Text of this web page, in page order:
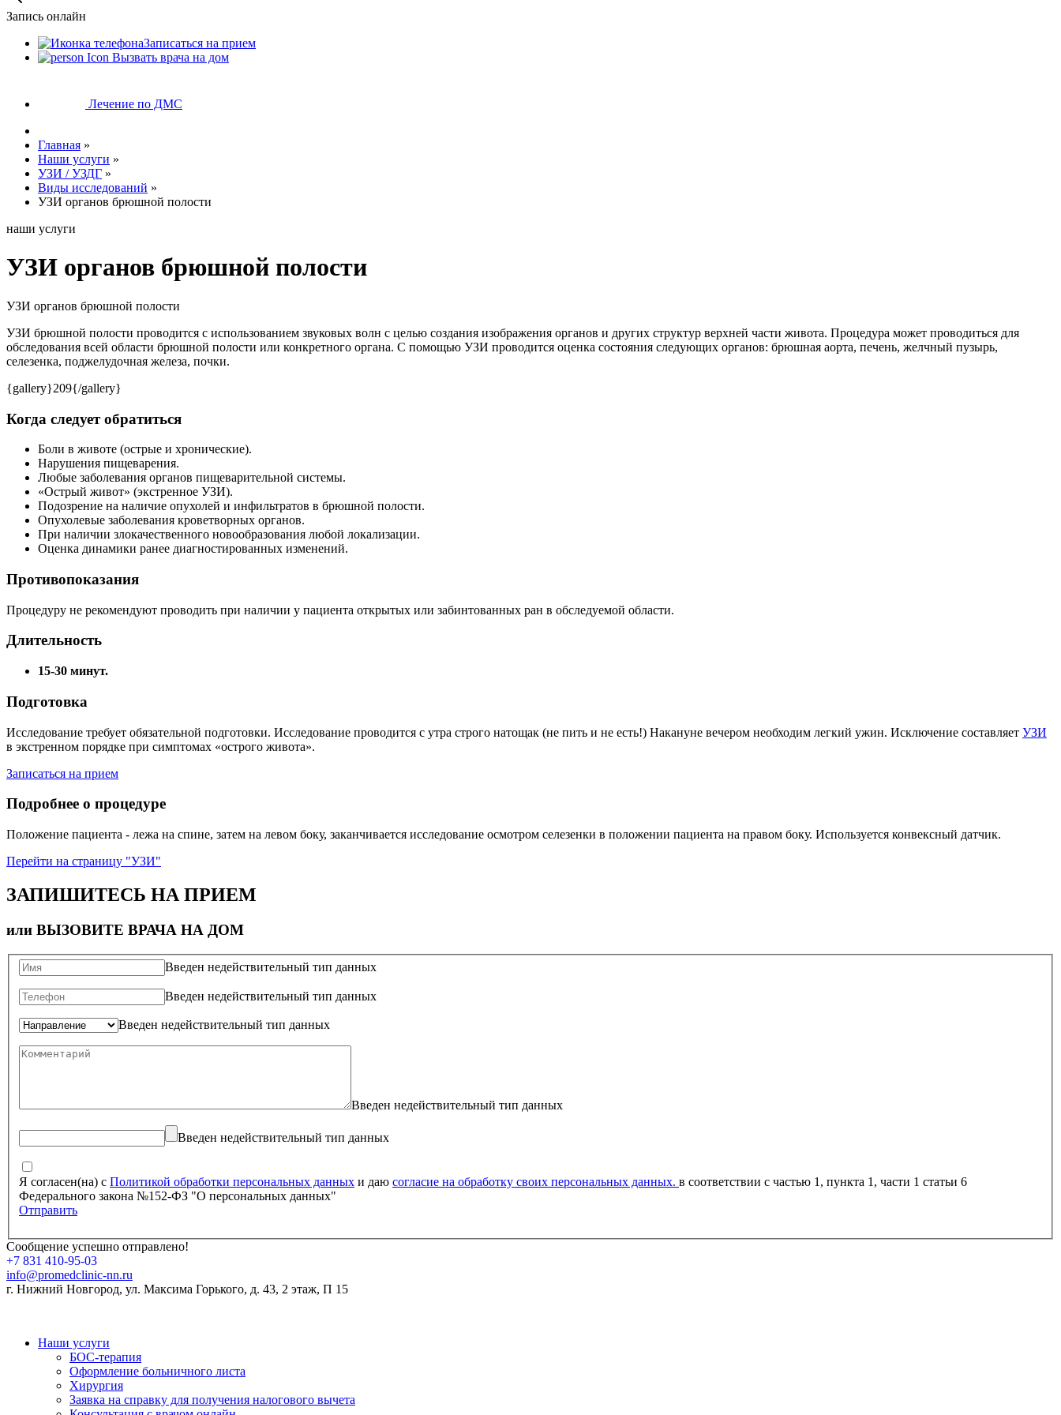
Запись онлайн
Записаться на прием
Вызвать врача на дом
Лечение по ДМС
Главная »
Наши услуги »
УЗИ / УЗДГ »
Виды исследований »
УЗИ органов брюшной полости
наши услуги
УЗИ органов брюшной полости
УЗИ органов брюшной полости
УЗИ брюшной полости проводится с использованием звуковых волн с целью создания изображения органов и других структур верхней части живота. Процедура может проводиться для
обследования всей области брюшной полости или конкретного органа. С помощью УЗИ проводится оценка состояния следующих органов: брюшная аорта, печень, желчный пузырь,
селезенка, поджелудочная железа, почки.
{gallery}209{/gallery}
Когда следует обратиться
Боли в животе (острые и хронические).
Нарушения пищеварения.
Любые заболевания органов пищеварительной системы.
«Острый живот» (экстренное УЗИ).
Подозрение на наличие опухолей и инфильтратов в брюшной полости.
Опухолевые заболевания кроветворных органов.
При наличии злокачественного новообразования любой локализации.
Оценка динамики ранее диагностированных изменений.
Противопоказания
Процедуру не рекомендуют проводить при наличии у пациента открытых или забинтованных ран в обследуемой области.
Длительность
15-30 минут.
Подготовка
Исследование требует обязательной подготовки. Исследование проводится с утра строго натощак (не пить и не есть!) Накануне вечером необходим легкий ужин. Исключение составляет УЗИ
в экстренном порядке при симптомах «острого живота».
Записаться на прием
Подробнее о процедуре
Положение пациента - лежа на спине, затем на левом боку, заканчивается исследование осмотром селезенки в положении пациента на правом боку. Используется конвексный датчик.
Перейти на страницу "УЗИ"
ЗАПИШИТЕСЬ НА ПРИЕМ
или ВЫЗОВИТЕ ВРАЧА НА ДОМ
Введен недействительный тип данных
Введен недействительный тип данных
Введен недействительный тип данных
Введен недействительный тип данных
Введен недействительный тип данных
Я согласен(на) с Политикой обработки персональных данных и даю согласие на обработку своих персональных данных. в соответствии с частью 1, пункта 1, части 1 статьи 6
Федерального закона №152-ФЗ "О персональных данных"
Отправить
Сообщение успешно отправлено!
+7 831 410-95-03
info@promedclinic-nn.ru
г. Нижний Новгород, ул. Максима Горького, д. 43, 2 этаж, П 15
Наши услуги
БОС-терапия
Оформление больничного листа
Хирургия
Заявка на справку для получения налогового вычета